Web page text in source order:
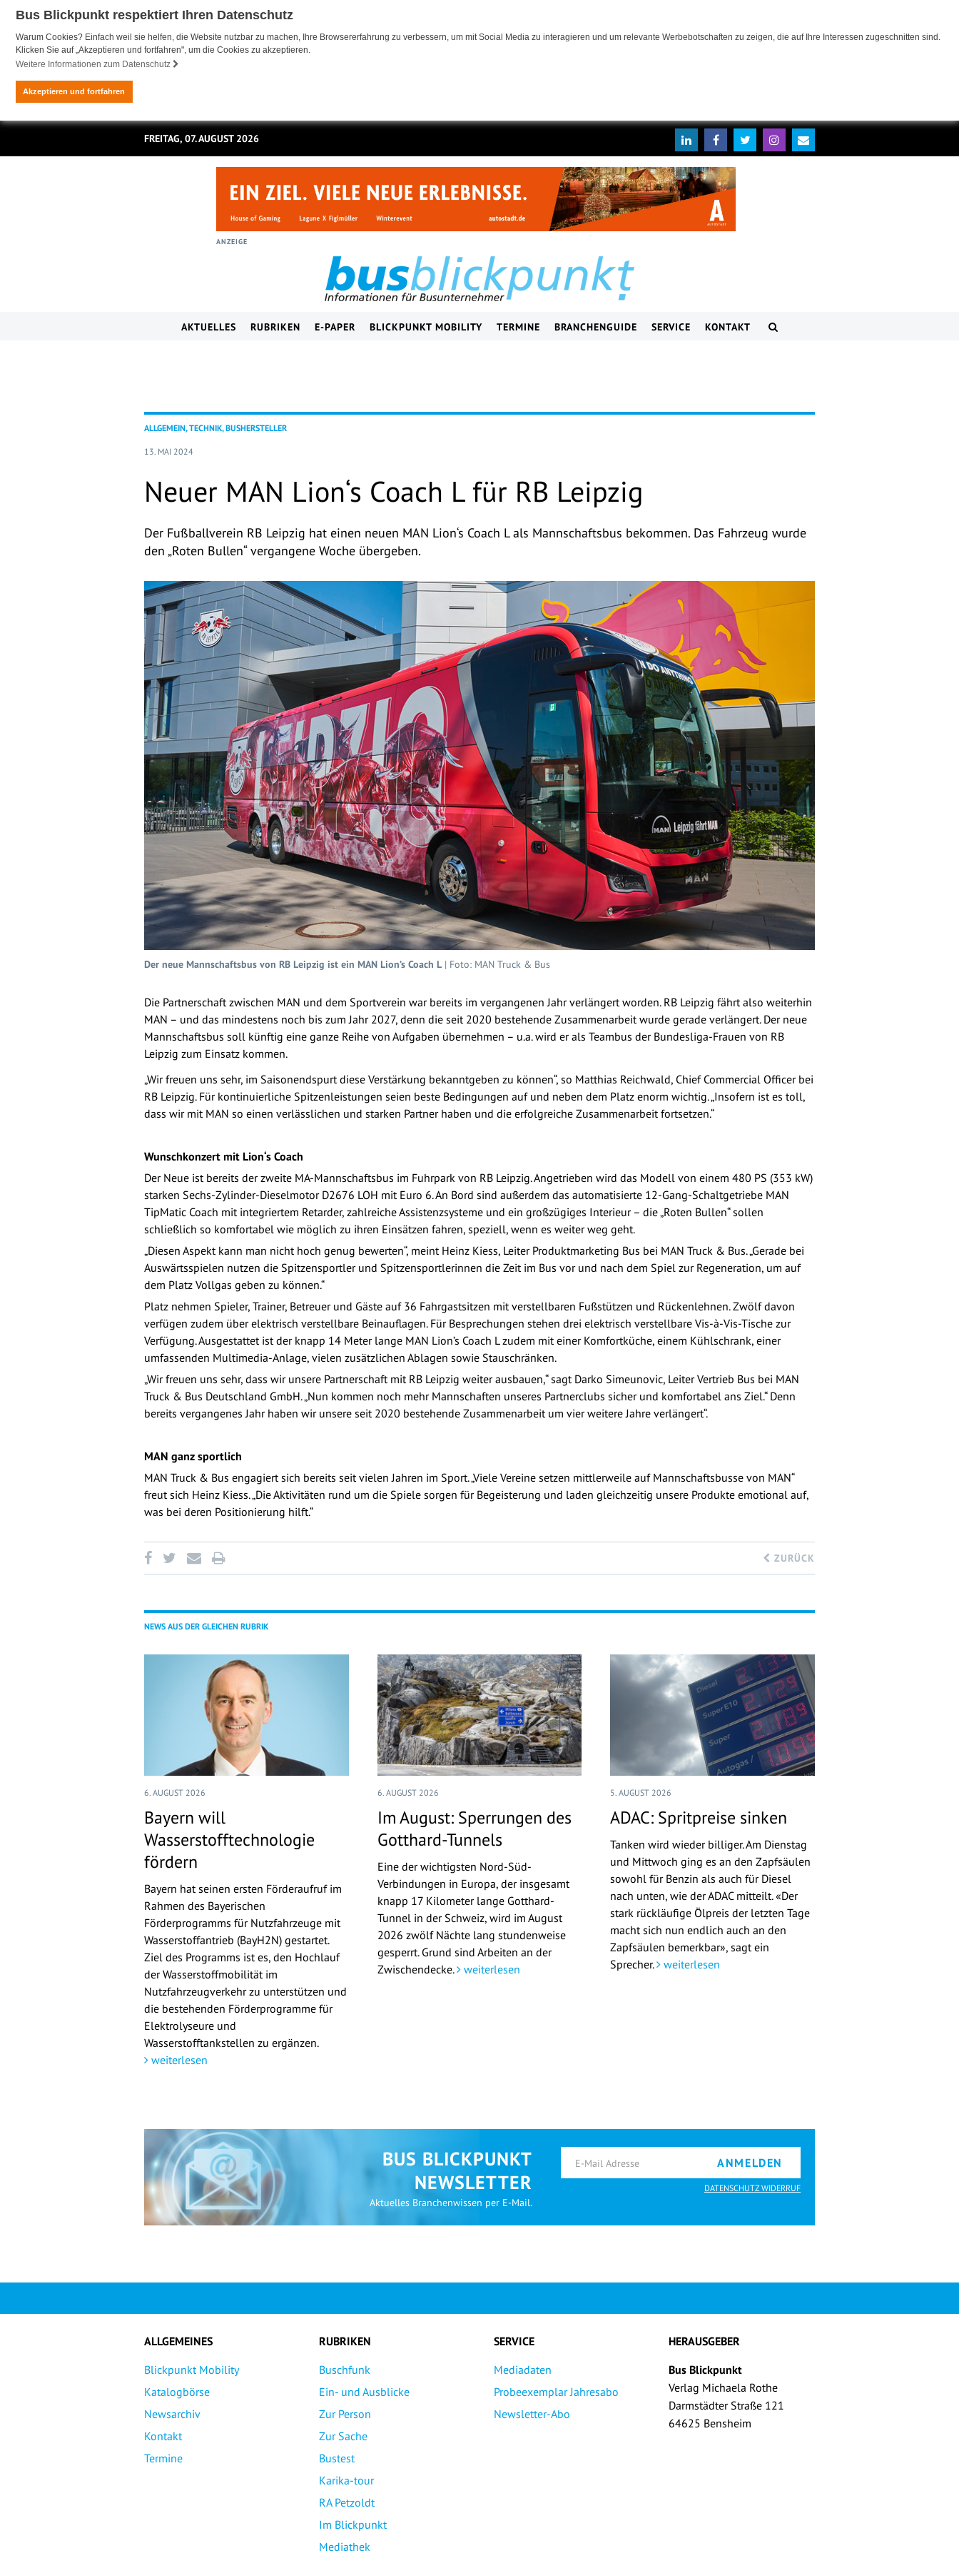
Bus Blickpunkt respektiert Ihren Datenschutz
Warum Cookies? Einfach weil sie helfen, die Website nutzbar zu machen, Ihre Browsererfahrung zu verbessern, um mit Social Media zu interagieren und um relevante Werbebotschaften zu zeigen, die auf Ihre Interessen zugeschnitten sind.
Klicken Sie auf „Akzeptieren und fortfahren", um die Cookies zu akzeptieren.
Weitere Informationen zum Datenschutz
Akzeptieren und fortfahren
FREITAG, 07. AUGUST 2026
ANZEIGE
AKTUELLES RUBRIKEN E-PAPER BLICKPUNKT MOBILITY TERMINE BRANCHENGUIDE SERVICE KONTAKT
ALLGEMEIN, TECHNIK, BUSHERSTELLER
13. MAI 2024
Neuer MAN Lion‘s Coach L für RB Leipzig
Der Fußballverein RB Leipzig hat einen neuen MAN Lion‘s Coach L als Mannschaftsbus bekommen. Das Fahrzeug wurde
den „Roten Bullen“ vergangene Woche übergeben.
Der neue Mannschaftsbus von RB Leipzig ist ein MAN Lion’s Coach L | Foto: MAN Truck & Bus
Die Partnerschaft zwischen MAN und dem Sportverein war bereits im vergangenen Jahr verlängert worden. RB Leipzig fährt also weiterhin
MAN – und das mindestens noch bis zum Jahr 2027, denn die seit 2020 bestehende Zusammenarbeit wurde gerade verlängert. Der neue
Mannschaftsbus soll künftig eine ganze Reihe von Aufgaben übernehmen – u.a. wird er als Teambus der Bundesliga-Frauen von RB
Leipzig zum Einsatz kommen.
„Wir freuen uns sehr, im Saisonendspurt diese Verstärkung bekanntgeben zu können“, so Matthias Reichwald, Chief Commercial Officer bei
RB Leipzig. Für kontinuierliche Spitzenleistungen seien beste Bedingungen auf und neben dem Platz enorm wichtig. „Insofern ist es toll,
dass wir mit MAN so einen verlässlichen und starken Partner haben und die erfolgreiche Zusammenarbeit fortsetzen.“
Wunschkonzert mit Lion‘s Coach
Der Neue ist bereits der zweite MA-Mannschaftsbus im Fuhrpark von RB Leipzig. Angetrieben wird das Modell von einem 480 PS (353 kW)
starken Sechs-Zylinder-Dieselmotor D2676 LOH mit Euro 6. An Bord sind außerdem das automatisierte 12-Gang-Schaltgetriebe MAN
TipMatic Coach mit integriertem Retarder, zahlreiche Assistenzsysteme und ein großzügiges Interieur – die „Roten Bullen“ sollen
schließlich so komfortabel wie möglich zu ihren Einsätzen fahren, speziell, wenn es weiter weg geht.
„Diesen Aspekt kann man nicht hoch genug bewerten“, meint Heinz Kiess, Leiter Produktmarketing Bus bei MAN Truck & Bus. „Gerade bei
Auswärtsspielen nutzen die Spitzensportler und Spitzensportlerinnen die Zeit im Bus vor und nach dem Spiel zur Regeneration, um auf
dem Platz Vollgas geben zu können.“
Platz nehmen Spieler, Trainer, Betreuer und Gäste auf 36 Fahrgastsitzen mit verstellbaren Fußstützen und Rückenlehnen. Zwölf davon
verfügen zudem über elektrisch verstellbare Beinauflagen. Für Besprechungen stehen drei elektrisch verstellbare Vis-à-Vis-Tische zur
Verfügung. Ausgestattet ist der knapp 14 Meter lange MAN Lion’s Coach L zudem mit einer Komfortküche, einem Kühlschrank, einer
umfassenden Multimedia-Anlage, vielen zusätzlichen Ablagen sowie Stauschränken.
„Wir freuen uns sehr, dass wir unsere Partnerschaft mit RB Leipzig weiter ausbauen,“ sagt Darko Simeunovic, Leiter Vertrieb Bus bei MAN
Truck & Bus Deutschland GmbH. „Nun kommen noch mehr Mannschaften unseres Partnerclubs sicher und komfortabel ans Ziel.“ Denn
bereits vergangenes Jahr haben wir unsere seit 2020 bestehende Zusammenarbeit um vier weitere Jahre verlängert“.
MAN ganz sportlich
MAN Truck & Bus engagiert sich bereits seit vielen Jahren im Sport. „Viele Vereine setzen mittlerweile auf Mannschaftsbusse von MAN“
freut sich Heinz Kiess. „Die Aktivitäten rund um die Spiele sorgen für Begeisterung und laden gleichzeitig unsere Produkte emotional auf,
was bei deren Positionierung hilft.“
ZURÜCK
NEWS AUS DER GLEICHEN RUBRIK
6. AUGUST 2026
Bayern will
Wasserstofftechnologie
fördern
Bayern hat seinen ersten Förderaufruf im
Rahmen des Bayerischen
Förderprogramms für Nutzfahrzeuge mit
Wasserstoffantrieb (BayH2N) gestartet.
Ziel des Programms ist es, den Hochlauf
der Wasserstoffmobilität im
Nutzfahrzeugverkehr zu unterstützen und
die bestehenden Förderprogramme für
Elektrolyseure und
Wasserstofftankstellen zu ergänzen.
weiterlesen
6. AUGUST 2026
Im August: Sperrungen des
Gotthard-Tunnels
Eine der wichtigsten Nord-Süd-
Verbindungen in Europa, der insgesamt
knapp 17 Kilometer lange Gotthard-
Tunnel in der Schweiz, wird im August
2026 zwölf Nächte lang stundenweise
gesperrt. Grund sind Arbeiten an der
Zwischendecke. weiterlesen
5. AUGUST 2026
ADAC: Spritpreise sinken
Tanken wird wieder billiger. Am Dienstag
und Mittwoch ging es an den Zapfsäulen
sowohl für Benzin als auch für Diesel
nach unten, wie der ADAC mitteilt. «Der
stark rückläufige Ölpreis der letzten Tage
macht sich nun endlich auch an den
Zapfsäulen bemerkbar», sagt ein
Sprecher. weiterlesen
BUS BLICKPUNKT
NEWSLETTER
Aktuelles Branchenwissen per E-Mail.
ANMELDEN
DATENSCHUTZ WIDERRUF
ALLGEMEINES
Blickpunkt Mobility
Katalogbörse
Newsarchiv
Kontakt
Termine
RUBRIKEN
Buschfunk
Ein- und Ausblicke
Zur Person
Zur Sache
Bustest
Karika-tour
RA Petzoldt
Im Blickpunkt
Mediathek
SERVICE
Mediadaten
Probeexemplar Jahresabo
Newsletter-Abo
HERAUSGEBER
Bus Blickpunkt
Verlag Michaela Rothe
Darmstädter Straße 121
64625 Bensheim